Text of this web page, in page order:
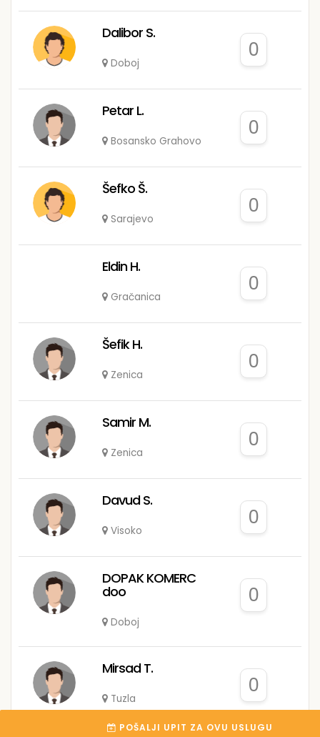
POŠALJI UPIT ZA OVU USLUGU
Dalibor S.
Doboj
0
Petar L.
Bosansko Grahovo
0
Šefko Š.
Sarajevo
0
Eldin H.
Gračanica
0
Šefik H.
Zenica
0
Samir M.
Zenica
0
Davud S.
Visoko
0
DOPAK KOMERC
doo
Doboj
0
Mirsad T.
Tuzla
0